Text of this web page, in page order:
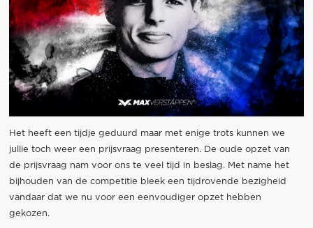
Het heeft een tijdje geduurd maar met enige trots kunnen we
jullie toch weer een prijsvraag presenteren. De oude opzet van
de prijsvraag nam voor ons te veel tijd in beslag. Met name het
bijhouden van de competitie bleek een tijdrovende bezigheid
vandaar dat we nu voor een eenvoudiger opzet hebben
gekozen.